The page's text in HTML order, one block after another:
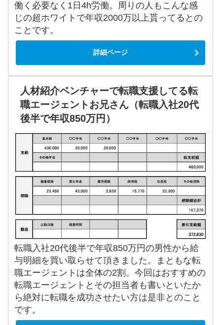
働く必要なく1日4h労働。周りの人もこんな感
じの超ホワイトで年収2000万以上貰ってるとの
ことです。
詳細ページ
人材紹介ベンチャーで転職支援してる転
職エージェントお兄さん（転職入社20代
後半で年収850万円）
転職入社20代後半で年収850万円の男性から給
与明細を買い取らせて頂きました。まともな転
職エージェントは全体の2割。今回はおすすめの
転職エージェントとその担当者も書いといたか
ら絶対に転職を成功させたい方は是非とのこと
です。